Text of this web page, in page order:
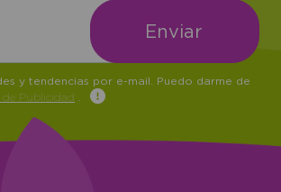
y tendencias por e-mail. Puedo darme de
de Publicidad